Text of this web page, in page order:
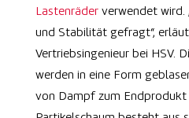
Lastenräder verwendet wird.
und Stabilität gefragt“,
Vertriebsingenieur bei HSV.
werden in eine Form
von Dampf zum Endprodukt